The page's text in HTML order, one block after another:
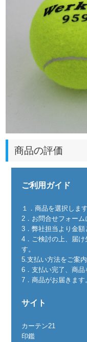
商品の評価
ご利用ガイド
１．商品を選択します
2．お問合せフォーム
3．弊社担当より金額
4．ご検討の上、届
す。
5.支払い方法をご案内
6．支払い完了、商品
7．商品がお届きます
サイト
カーテン21
印鑑